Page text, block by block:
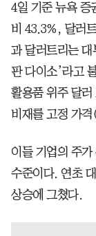
4일 기준 뉴욕 증
비 43.3%, 달러
과 달러트리는 대
판 다이소’라고
활용품 위주 달
비재를 고정 가격
이들 기업의 주
수준이다. 연초
상승에 그쳤다.